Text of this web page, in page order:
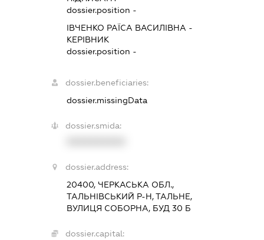
dossier.position -
ІВЧЕНКО РАЇСА ВАСИЛІВНА -
КЕРІВНИК
dossier.position -
dossier.beneficiaries:
dossier.missingData
dossier.smida:
dossier.address:
20400, ЧЕРКАСЬКА ОБЛ.,
ТАЛЬНІВСЬКИЙ Р-Н, ТАЛЬНЕ,
ВУЛИЦЯ СОБОРНА, БУД 30 Б
dossier.capital: